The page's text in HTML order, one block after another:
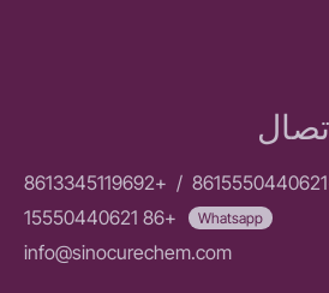
/
+8613345119692
Whatsapp
+86 15550440621
info@sinocurechem.com